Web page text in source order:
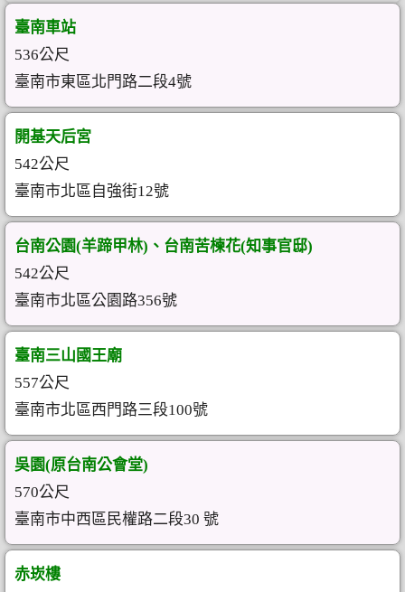
臺南車站
536公尺
臺南市東區北門路二段4號
開基天后宮
542公尺
臺南市北區自強街12號
台南公園(羊蹄甲林)、台南苦楝花(知事官邸)
542公尺
臺南市北區公園路356號
臺南三山國王廟
557公尺
臺南市北區西門路三段100號
吳園(原台南公會堂)
570公尺
臺南市中西區民權路二段30 號
赤崁樓